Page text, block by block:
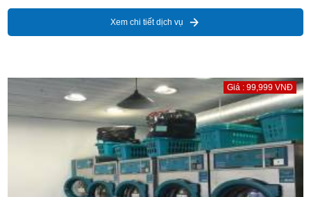
Xem chi tiết dịch vụ
Giá : 99,999 VNĐ